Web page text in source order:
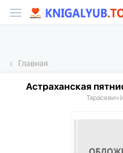
Главная
Астраханская
Тарасевич